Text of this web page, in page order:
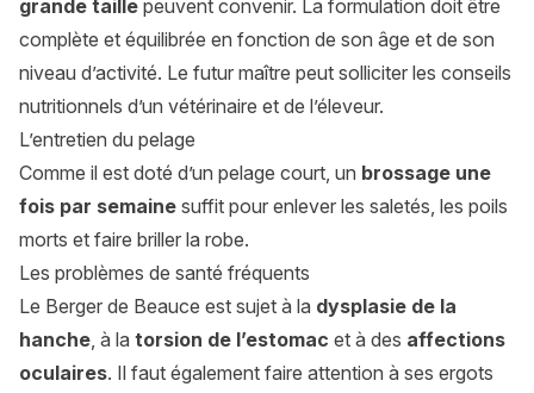
grande taille peuvent convenir. La formulation doit être
complète et équilibrée en fonction de son âge et de son
niveau d’activité. Le futur maître peut solliciter les conseils
nutritionnels d’un vétérinaire et de l’éleveur.
L’entretien du pelage
Comme il est doté d’un pelage court, un brossage une
fois par semaine suffit pour enlever les saletés, les poils
morts et faire briller la robe.
Les problèmes de santé fréquents
Le Berger de Beauce est sujet à la dysplasie de la
hanche, à la torsion de l’estomac et à des affections
oculaires. Il faut également faire attention à ses ergots